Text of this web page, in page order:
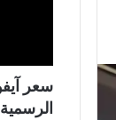
الرسمية